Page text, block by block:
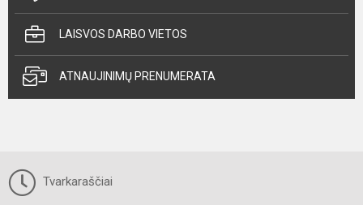
LAISVOS DARBO VIETOS
ATNAUJINIMŲ PRENUMERATA
Tvarkaraščiai